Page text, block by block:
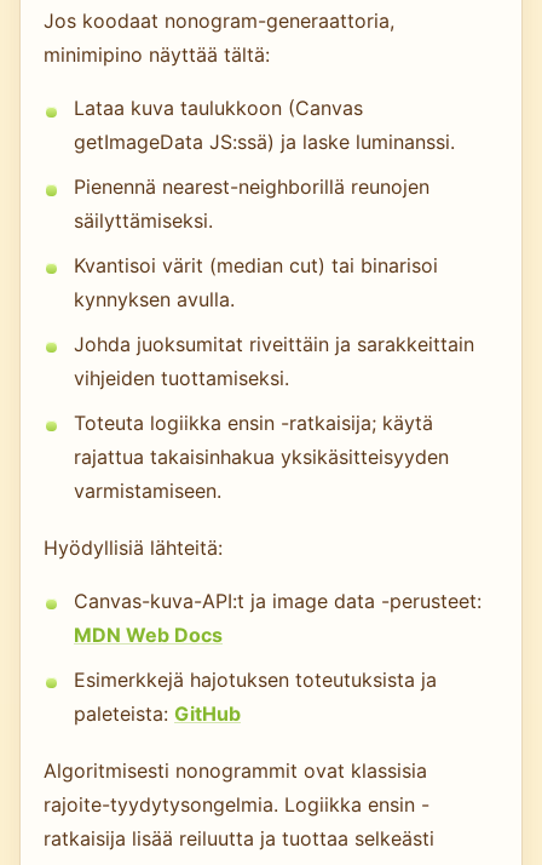
Jos koodaat nonogram-generaattoria,
minimipino näyttää tältä:
Lataa kuva taulukkoon (Canvas
getImageData JS:ssä) ja laske luminanssi.
Pienennä nearest-neighborillä reunojen
säilyttämiseksi.
Kvantisoi värit (median cut) tai binarisoi
kynnyksen avulla.
Johda juoksumitat riveittäin ja sarakkeittain
vihjeiden tuottamiseksi.
Toteuta logiikka ensin -ratkaisija; käytä
rajattua takaisinhakua yksikäsitteisyyden
varmistamiseen.
Hyödyllisiä lähteitä:
Canvas-kuva-API:t ja image data -perusteet:
MDN Web Docs
Esimerkkejä hajotuksen toteutuksista ja
paleteista: GitHub
Algoritmisesti nonogrammit ovat klassisia
rajoite-tyydytysongelmia. Logiikka ensin -
ratkaisija lisää reiluutta ja tuottaa selkeästi